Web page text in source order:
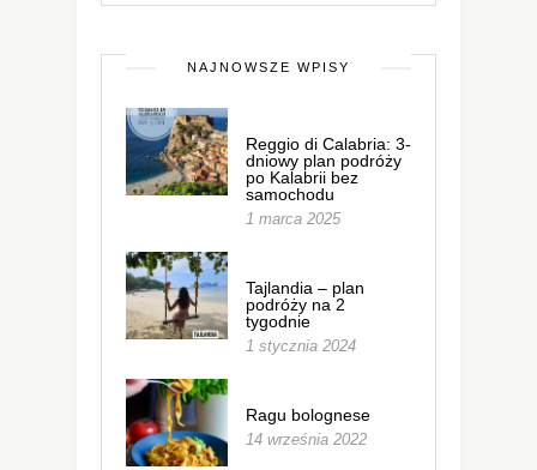
NAJNOWSZE WPISY
Reggio di Calabria: 3-
dniowy plan podróży
po Kalabrii bez
samochodu
1 marca 2025
Tajlandia – plan
podróży na 2
tygodnie
1 stycznia 2024
Ragu bolognese
14 września 2022